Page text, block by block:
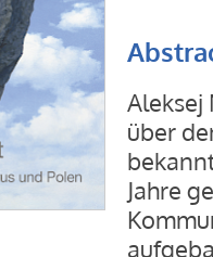
Aleksej
über
Jahre